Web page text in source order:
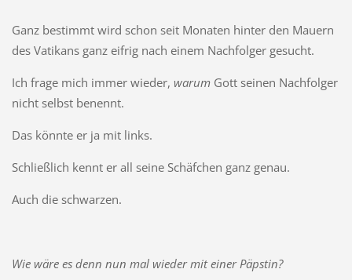
Ganz bestimmt wird schon seit Monaten hinter den Mauern
des Vatikans ganz eifrig nach einem Nachfolger gesucht.
Ich frage mich immer wieder, warumGott seinen Nachfolger
nicht selbst benennt.
Das könnte er ja mit links.
Schließlich kennt er all seine Schäfchen ganz genau.
Auch die schwarzen.
Wie wäre es denn nun mal wieder mit einer Päpstin?